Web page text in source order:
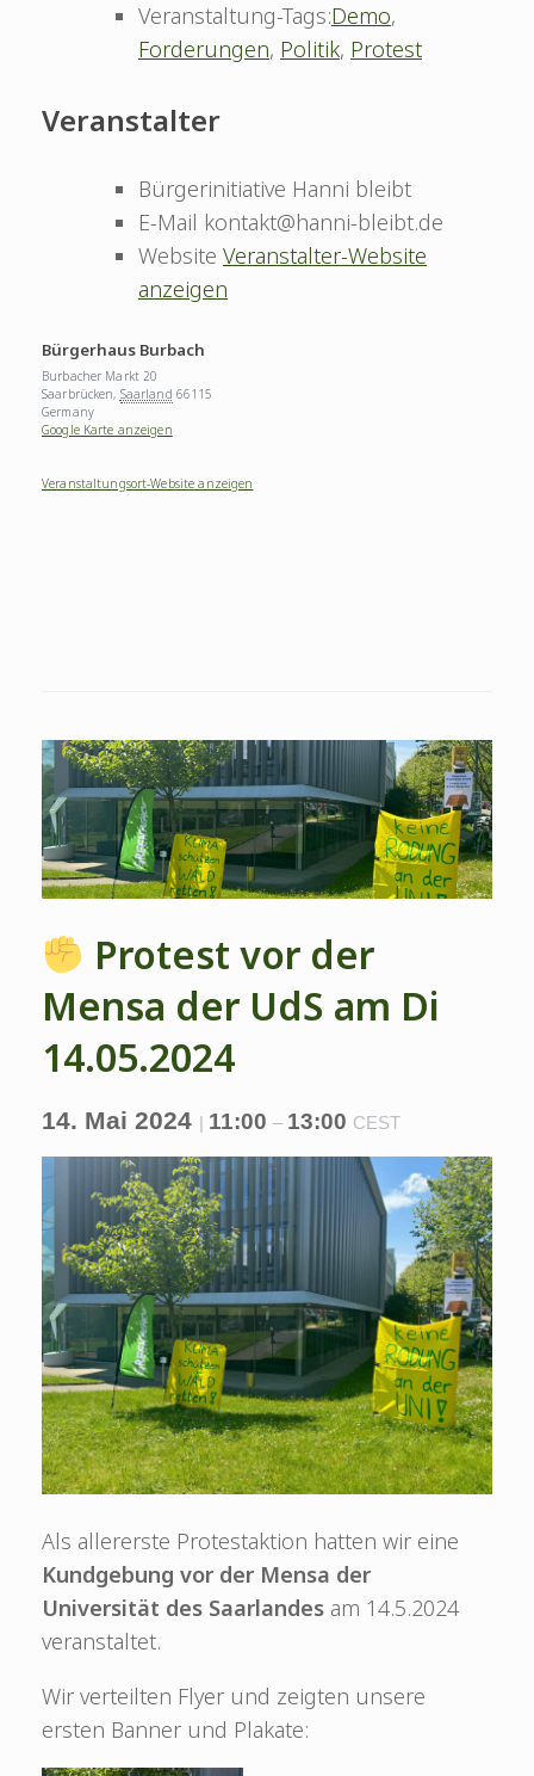
Veranstaltung-Tags:Demo,
Forderungen, Politik, Protest
Veranstalter
Bürgerinitiative Hanni bleibt
E-Mail kontakt@hanni-bleibt.de
Website Veranstalter-Website
anzeigen
Bürgerhaus Burbach
Burbacher Markt 20
Saarbrücken, Saarland 66115
Germany
Google Karte anzeigen
Veranstaltungsort-Website anzeigen
Protest vor der
Mensa der UdS am Di
14.05.2024
14. Mai 2024 | 11:00 – 13:00 CEST
Als allererste Protestaktion hatten wir eine
Kundgebung vor der Mensa der
Universität des Saarlandes am 14.5.2024
veranstaltet.
Wir verteilten Flyer und zeigten unsere
ersten Banner und Plakate: